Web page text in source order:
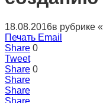
18.08.2016в рубрике «
Печать Email
Share 0
Tweet
Share 0
Share
Share
Share